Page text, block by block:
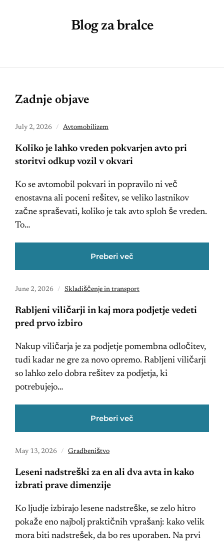
Blog za bralce
Zadnje objave
July 2, 2026 Avtomobilizem
Koliko je lahko vreden pokvarjen avto pri
storitvi odkup vozil v okvari
Ko se avtomobil pokvari in popravilo ni več
enostavna ali poceni rešitev, se veliko lastnikov
začne spraševati, koliko je tak avto sploh še vreden.
To…
Preberi več
June 2, 2026 Skladiščenje in transport
Rabljeni viličarji in kaj mora podjetje vedeti
pred prvo izbiro
Nakup viličarja je za podjetje pomembna odločitev,
tudi kadar ne gre za novo opremo. Rabljeni viličarji
so lahko zelo dobra rešitev za podjetja, ki
potrebujejo…
Preberi več
May 13, 2026 Gradbeništvo
Leseni nadstreški za en ali dva avta in kako
izbrati prave dimenzije
Ko ljudje izbirajo lesene nadstreške, se zelo hitro
pokaže eno najbolj praktičnih vprašanj: kako velik
mora biti nadstrešek, da bo res uporaben. Na prvi